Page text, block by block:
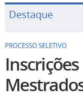
Destaque
PROCESSO SELETIVO